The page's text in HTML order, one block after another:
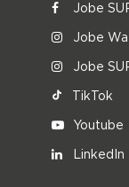
Jobe
Jobe
Jobe
TikTok
Youtube
LinkedIn